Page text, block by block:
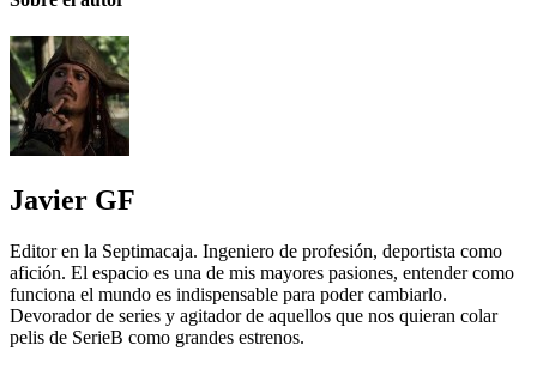
Javier GF
Editor en la Septimacaja. Ingeniero de profesión, deportista como
afición. El espacio es una de mis mayores pasiones, entender como
funciona el mundo es indispensable para poder cambiarlo.
Devorador de series y agitador de aquellos que nos quieran colar
pelis de SerieB como grandes estrenos.